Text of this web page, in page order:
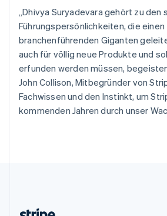
„Dhivya Suryadevara gehört zu den
Führungspersönlichkeiten, die einen
branchenführenden Giganten
auch für völlig neue Produkte und
erfunden werden müssen,
John Collison, Mitbegründer von
Fachwissen und den Instinkt, um
kommenden Jahren durch unser
China
English简体中文
Spanien
EspañolEnglish
Thailand
ไทยEnglish
Tschechische Republik
English
Ungarn
English